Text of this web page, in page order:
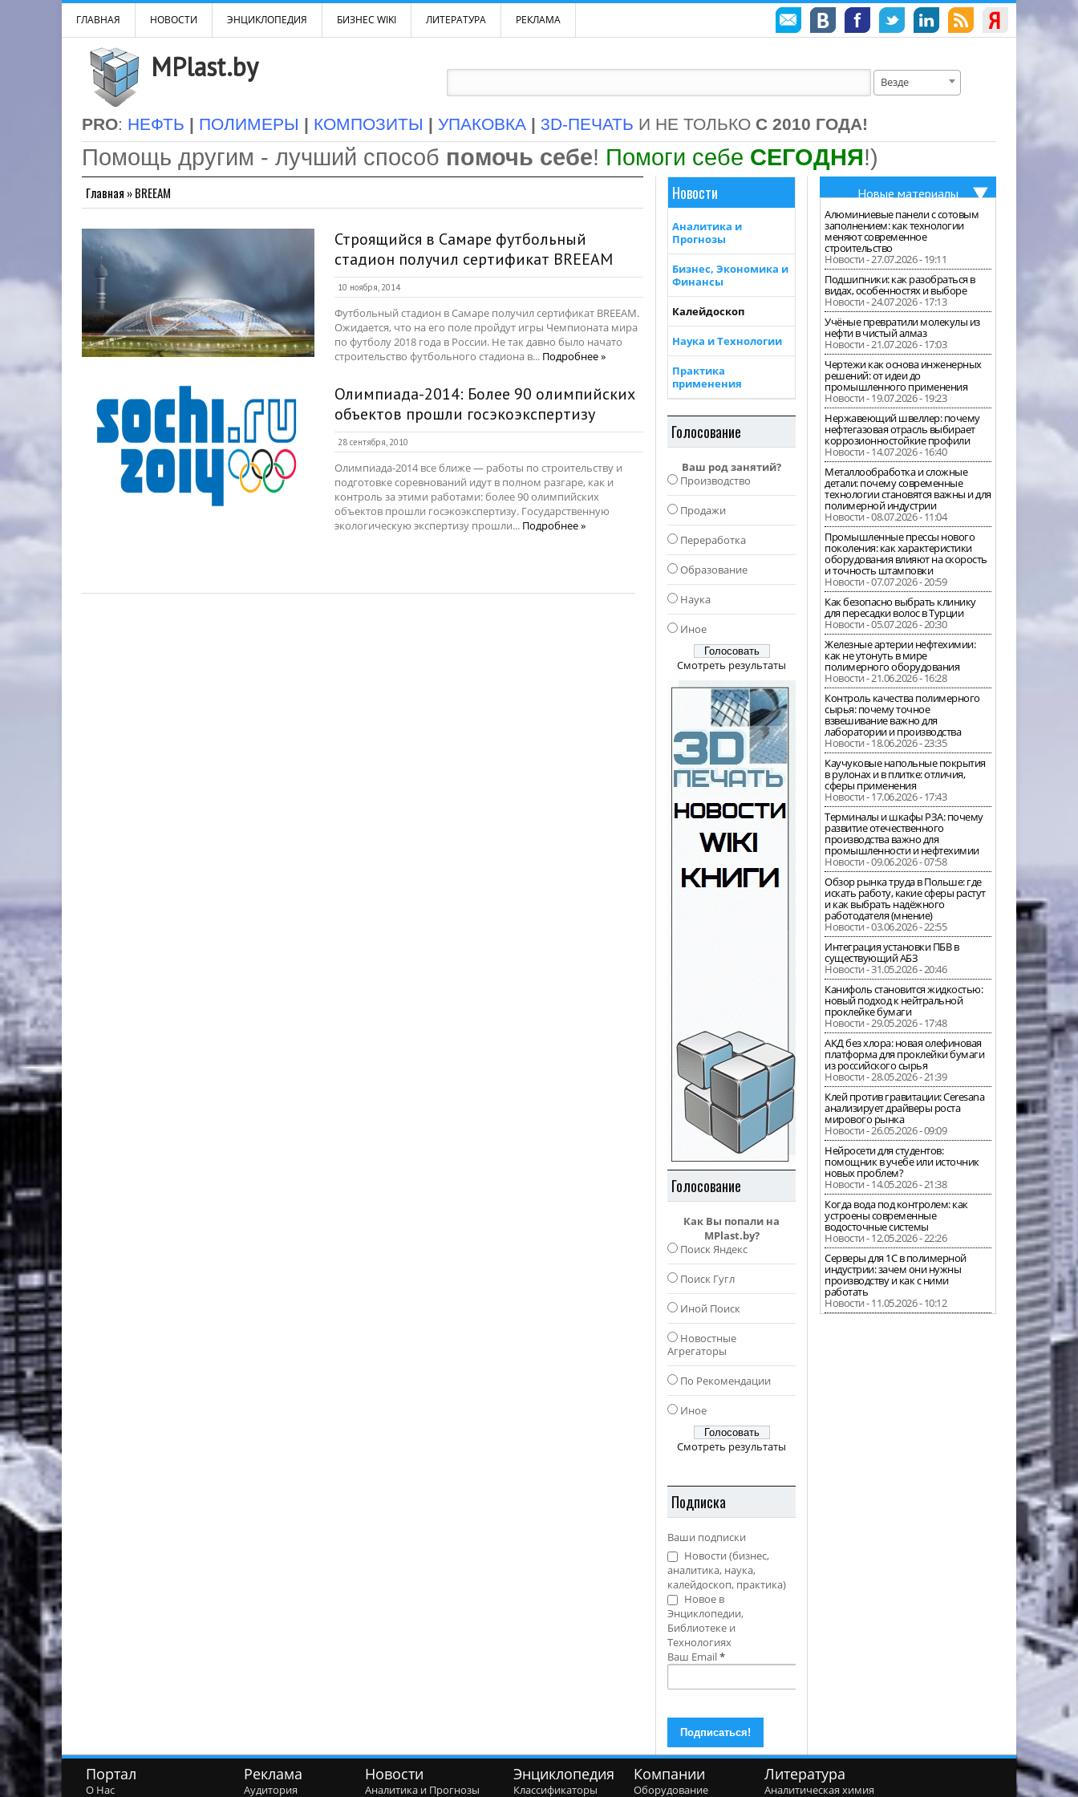
ГЛАВНАЯ НОВОСТИ ЭНЦИКЛОПЕДИЯ БИЗНЕС WIKI ЛИТЕРАТУРА РЕКЛАМА
MPlast.by Везде
PRO: НЕФТЬ | ПОЛИМЕРЫ | КОМПОЗИТЫ | УПАКОВКА | 3D-ПЕЧАТЬ И НЕ ТОЛЬКО С 2010 ГОДА!
Помощь другим - лучший способ помочь себе! Помоги себе СЕГОДНЯ!)
Главная »BREEAM
Строящийся в Самаре футбольный
стадион получил сертификат BREEAM
10 ноября, 2014
Футбольный стадион в Самаре получил сертификат BREEAM.
Ожидается, что на его поле пройдут игры Чемпионата мира
по футболу 2018 года в России. Не так давно было начато
строительство футбольного стадиона в... Подробнее »
Олимпиада-2014: Более 90 олимпийских
объектов прошли госэкоэкспертизу
28 сентября, 2010
Олимпиада-2014 все ближе — работы по строительству и
подготовке соревнований идут в полном разгаре, как и
контроль за этими работами: более 90 олимпийских
объектов прошли госэкоэкспертизу. Государственную
экологическую экспертизу прошли... Подробнее »
Новости
Аналитика и
Прогнозы
Бизнес, Экономика и
Финансы
Калейдоскоп
Наука и Технологии
Практика
применения
Голосование
Ваш род занятий?
Производство
Продажи
Переработка
Образование
Наука
Иное
Смотреть результаты
Голосование
Как Вы попали на
MPlast.by?
Поиск Яндекс
Поиск Гугл
Иной Поиск
Новостные
Агрегаторы
По Рекомендации
Иное
Смотреть результаты
Подписка
Ваши подписки
Новости (бизнес,
аналитика, наука,
калейдоскоп, практика)
Новое в
Энциклопедии,
Библиотеке и
Технологиях
Ваш Email*
Новые материалы
Алюминиевые панели с сотовым
заполнением: как технологии
меняют современное
строительство
Новости - 27.07.2026 - 19:11
Подшипники: как разобраться в
видах, особенностях и выборе
Новости - 24.07.2026 - 17:13
Учёные превратили молекулы из
нефти в чистый алмаз
Новости - 21.07.2026 - 17:03
Чертежи как основа инженерных
решений: от идеи до
промышленного применения
Новости - 19.07.2026 - 19:23
Нержавеющий швеллер: почему
нефтегазовая отрасль выбирает
коррозионностойкие профили
Новости - 14.07.2026 - 16:40
Металлообработка и сложные
детали: почему современные
технологии становятся важны и для
полимерной индустрии
Новости - 08.07.2026 - 11:04
Промышленные прессы нового
поколения: как характеристики
оборудования влияют на скорость
и точность штамповки
Новости - 07.07.2026 - 20:59
Как безопасно выбрать клинику
для пересадки волос в Турции
Новости - 05.07.2026 - 20:30
Железные артерии нефтехимии:
как не утонуть в мире
полимерного оборудования
Новости - 21.06.2026 - 16:28
Контроль качества полимерного
сырья: почему точное
взвешивание важно для
лаборатории и производства
Новости - 18.06.2026 - 23:35
Каучуковые напольные покрытия
в рулонах и в плитке: отличия,
сферы применения
Новости - 17.06.2026 - 17:43
Терминалы и шкафы РЗА: почему
развитие отечественного
производства важно для
промышленности и нефтехимии
Новости - 09.06.2026 - 07:58
Обзор рынка труда в Польше: где
искать работу, какие сферы растут
и как выбрать надёжного
работодателя (мнение)
Новости - 03.06.2026 - 22:55
Интеграция установки ПБВ в
существующий АБЗ
Новости - 31.05.2026 - 20:46
Канифоль становится жидкостью:
новый подход к нейтральной
проклейке бумаги
Новости - 29.05.2026 - 17:48
АКД без хлора: новая олефиновая
платформа для проклейки бумаги
из российского сырья
Новости - 28.05.2026 - 21:39
Клей против гравитации: Ceresana
анализирует драйверы роста
мирового рынка
Новости - 26.05.2026 - 09:09
Нейросети для студентов:
помощник в учебе или источник
новых проблем?
Новости - 14.05.2026 - 21:38
Когда вода под контролем: как
устроены современные
водосточные системы
Новости - 12.05.2026 - 22:26
Серверы для 1С в полимерной
индустрии: зачем они нужны
производству и как с ними
работать
Новости - 11.05.2026 - 10:12
Портал
О Нас
Реклама
Аудитория
Новости
Аналитика и Прогнозы
Энциклопедия
Классификаторы
Компании
Оборудование
Литература
Аналитическая химия